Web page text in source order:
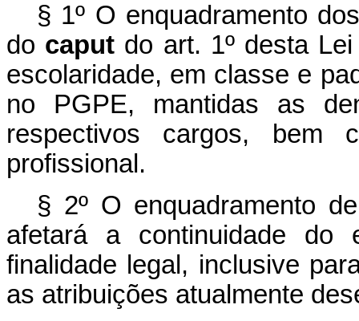
§ 1º O enquadramento
do caput do art. 1º desta
escolaridade, em classe e
no PGPE, mantidas as
respectivos cargos, bem
profissional.
§ 2º O enquadramento
afetará a continuidade do
finalidade legal, inclusive
as atribuições atualmente